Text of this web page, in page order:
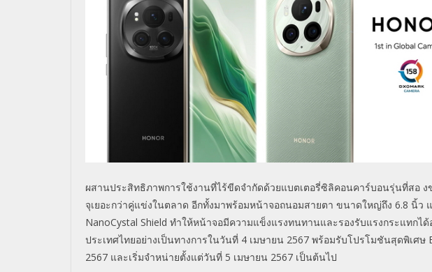
ผสานประสิทธิภาพการใช้งานที่ไร้ขีดจำกัดด้วยแบตเตอรี่ซิลิคอนคาร์บอนรุ่นที่สอ
จุเยอะกว่าคู่แข่งในตลาด อีกทั้งมาพร้อมหน้าจอถนอมสายตา ขนาดใหญ่ถึง 6.8 นิ้ว
NanoCystal Shield ทำให้หน้าจอมีความแข็งแรงทนทานและรองรับแรงกระแทกได้
ประเทศไทยอย่างเป็นทางการในวันที่ 4 เมษายน 2567 พร้อมรับโปรโมชันสุดพิเศ
2567 และเริ่มจำหน่ายตั้งแต่วันที่ 5 เมษายน 2567 เป็นต้นไป